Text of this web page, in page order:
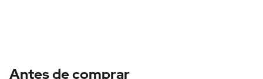
Antes de comprar